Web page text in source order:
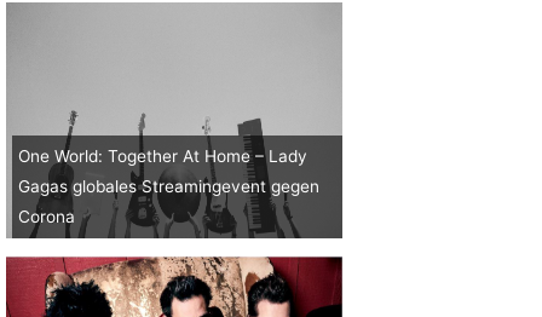
One World: Together At Home – Lady
Gagas globales Streamingevent gegen
Corona